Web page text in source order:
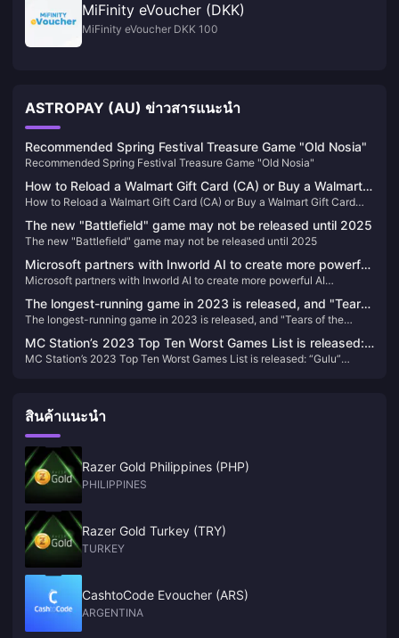
MiFinity eVoucher (DKK)
MiFinity eVoucher DKK 100
ASTROPAY (AU) ข่าวสารแนะนำ
Recommended Spring Festival Treasure Game "Old Nosia"
Recommended Spring Festival Treasure Game "Old Nosia"
How to Reload a Walmart Gift Card (CA) or Buy a Walmart
Gift Card (CA)
How to Reload a Walmart Gift Card (CA) or Buy a Walmart Gift Card
The new "Battlefield" game may not be released until 2025
The new "Battlefield" game may not be released until 2025
Microsoft partners with Inworld AI to create more powerful
AI development tools for Xbox
Microsoft partners with Inworld AI to create more powerful AI
The longest-running game in 2023 is released, and "Tears
of the Kingdom" tops the list
The longest-running game in 2023 is released, and "Tears of the
MC Station’s 2023 Top Ten Worst Games List is released:
“Gulu” successfully topped the list
MC Station’s 2023 Top Ten Worst Games List is released: “Gulu”
สินค้าแนะนำ
Razer Gold Philippines (PHP)
PHILIPPINES
Razer Gold Turkey (TRY)
TURKEY
CashtoCode Evoucher (ARS)
ARGENTINA